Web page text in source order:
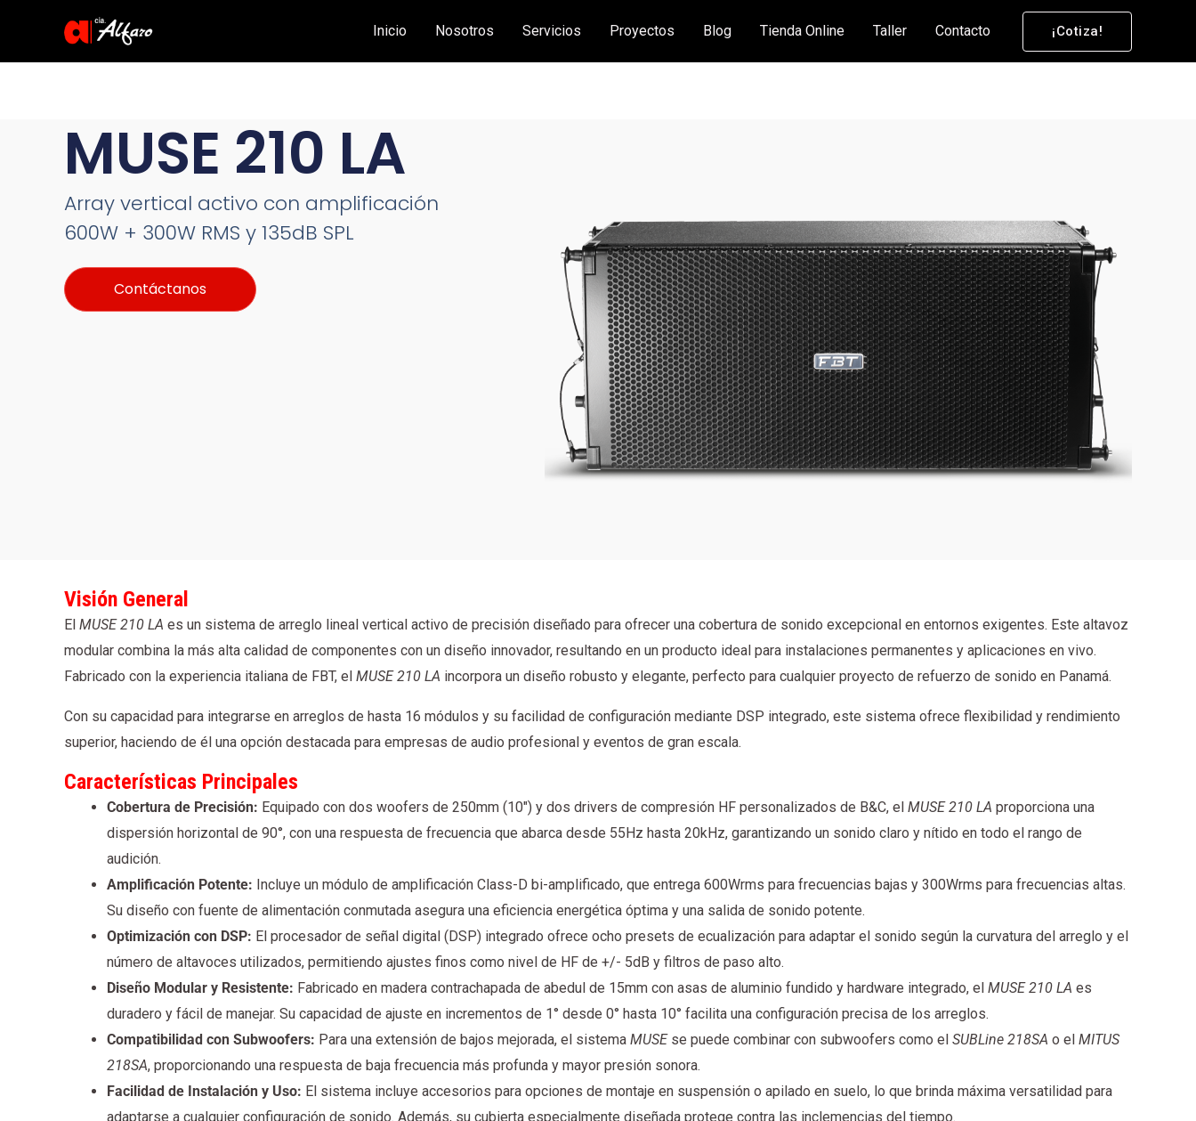
Inicio Nosotros Servicios Proyectos Blog Tienda Online Taller Contacto ¡Cotiza!
MUSE 210 LA
Array vertical activo con amplificación
600W + 300W RMS y 135dB SPL
Contáctanos
Visión General
El MUSE 210 LA es un sistema de arreglo lineal vertical activo de precisión diseñado para ofrecer una cobertura de sonido excepcional en entornos exigentes. Este altavoz
modular combina la más alta calidad de componentes con un diseño innovador, resultando en un producto ideal para instalaciones permanentes y aplicaciones en vivo.
Fabricado con la experiencia italiana de FBT, el MUSE 210 LA incorpora un diseño robusto y elegante, perfecto para cualquier proyecto de refuerzo de sonido en Panamá.
Con su capacidad para integrarse en arreglos de hasta 16 módulos y su facilidad de configuración mediante DSP integrado, este sistema ofrece flexibilidad y rendimiento
superior, haciendo de él una opción destacada para empresas de audio profesional y eventos de gran escala.
Características Principales
Cobertura de Precisión: Equipado con dos woofers de 250mm (10″) y dos drivers de compresión HF personalizados de B&C, el MUSE 210 LA proporciona una
dispersión horizontal de 90°, con una respuesta de frecuencia que abarca desde 55Hz hasta 20kHz, garantizando un sonido claro y nítido en todo el rango de
audición.
Amplificación Potente: Incluye un módulo de amplificación Class-D bi-amplificado, que entrega 600Wrms para frecuencias bajas y 300Wrms para frecuencias altas.
Su diseño con fuente de alimentación conmutada asegura una eficiencia energética óptima y una salida de sonido potente.
Optimización con DSP: El procesador de señal digital (DSP) integrado ofrece ocho presets de ecualización para adaptar el sonido según la curvatura del arreglo y el
número de altavoces utilizados, permitiendo ajustes finos como nivel de HF de +/- 5dB y filtros de paso alto.
Diseño Modular y Resistente: Fabricado en madera contrachapada de abedul de 15mm con asas de aluminio fundido y hardware integrado, el MUSE 210 LA es
duradero y fácil de manejar. Su capacidad de ajuste en incrementos de 1° desde 0° hasta 10° facilita una configuración precisa de los arreglos.
Compatibilidad con Subwoofers: Para una extensión de bajos mejorada, el sistema MUSEse puede combinar con subwoofers como el SUBLine 218SA o el MITUS
218SA, proporcionando una respuesta de baja frecuencia más profunda y mayor presión sonora.
Facilidad de Instalación y Uso: El sistema incluye accesorios para opciones de montaje en suspensión o apilado en suelo, lo que brinda máxima versatilidad para
adaptarse a cualquier configuración de sonido. Además, su cubierta especialmente diseñada protege contra las inclemencias del tiempo.